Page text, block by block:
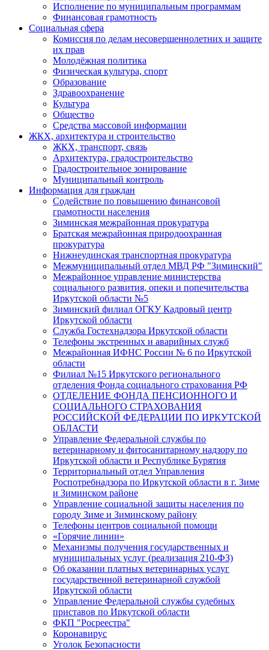
Исполнение по муниципальным программам
Финансовая грамотность
Социальная сфера
Комиссия по делам несовершеннолетних и защите
их прав
Молодёжная политика
Физическая культура, спорт
Образование
Здравоохранение
Культура
Общество
Средства массовой информации
ЖКХ, архитектура и строительство
ЖКХ, транспорт, связь
Архитектура, градостроительство
Градостроительное зонирование
Муниципальный контроль
Информация для граждан
Содействие по повышению финансовой
грамотности населения
Зиминская межрайонная прокуратура
Братская межрайонная природоохранная
прокуратура
Нижнеудинская транспортная прокуратура
Межмуниципальный отдел МВД РФ "Зиминский"
Межрайонное управление министерства
социального развития, опеки и попечительства
Иркутской области №5
Зиминский филиал ОГКУ Кадровый центр
Иркутской области
Служба Гостехнадзора Иркутской области
Телефоны экстренных и аварийных служб
Межрайонная ИФНС России № 6 по Иркутской
области
Филиал №15 Иркутского регионального
отделения Фонда социального страхования РФ
ОТДЕЛЕНИЕ ФОНДА ПЕНСИОННОГО И
СОЦИАЛЬНОГО СТРАХОВАНИЯ
РОССИЙСКОЙ ФЕДЕРАЦИИ ПО ИРКУТСКОЙ
ОБЛАСТИ
Управление Федеральной службы по
ветеринарному и фитосанитарному надзору по
Иркутской области и Республике Бурятия
Территориальный отдел Управления
Роспотребнадзора по Иркутской области в г. Зиме
и Зиминском районе
Управление социальной защиты населения по
городу Зиме и Зиминскому району
Телефоны центров социальной помощи
«Горячие линии»
Механизмы получения государственных и
муниципальных услуг (реализация 210-ФЗ)
Об оказании платных ветеринарных услуг
государственной ветеринарной службой
Иркутской области
Управление Федеральной службы судебных
приставов по Иркутской области
ФКП "Росреестра"
Коронавирус
Уголок Безопасности